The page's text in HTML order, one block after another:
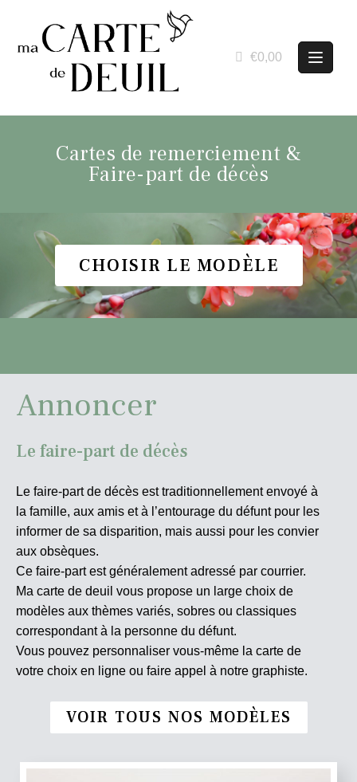
€0,00
Cartes de remerciement &
Faire-part de décès
CHOISIR LE MODÈLE
Annoncer
Le faire-part de décès
Le faire-part de décès est traditionnellement envoyé à
la famille, aux amis et à l’entourage du défunt pour les
informer de sa disparition, mais aussi pour les convier
aux obsèques.
Ce faire-part est généralement adressé par courrier.
Ma carte de deuil vous propose un large choix de
modèles aux thèmes variés, sobres ou classiques
correspondant à la personne du défunt.
Vous pouvez personnaliser vous-même la carte de
votre choix en ligne ou faire appel à notre graphiste.
VOIR TOUS NOS MODÈLES